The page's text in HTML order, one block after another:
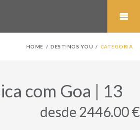
HOME DESTINOS YOU CATEGORIA
com Goa | 13
desde 2446.00 €